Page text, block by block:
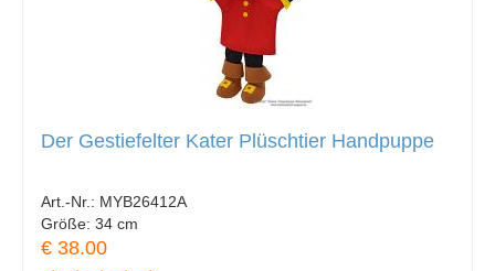
Der Gestiefelter Kater Plüschtier Handpuppe
Art.-Nr.: MYB26412A
Größe: 34 cm
€ 38.00